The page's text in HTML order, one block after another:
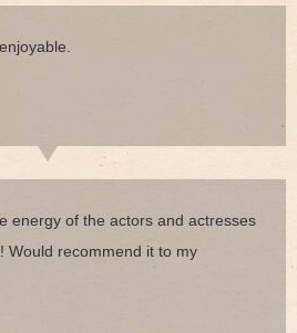
energy of the actors and actresses
Would recommend it to my